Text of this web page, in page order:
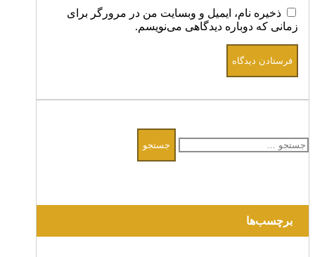
ذخیره نام، ایمیل و وبسایت من در مرورگر برای
زمانی که دوباره دیدگاهی می‌نویسم.
برای:
برچسب‌ها